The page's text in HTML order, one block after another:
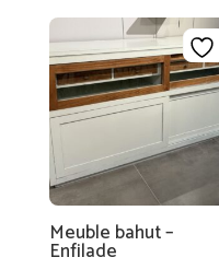
Meuble bahut –
Enfilade